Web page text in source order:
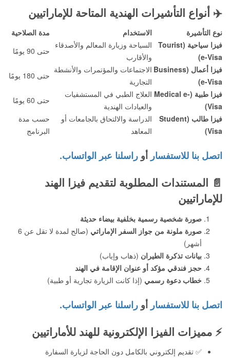
✈️ أنواع التأشيرات الهندية المتاحة للإماراتيين
نوع التأشيرة الاستخدام
مدة الصلاحية
فيزا سياحية (Tourist
e-Visa)
السياحة وزيارة المعالم والأصدقاء
والأقارب
حتى 90 يومًا
فيزا أعمال (Business
e-Visa)
الاجتماعات والمؤتمرات والأنشطة
التجارية
حتى 180 يومًا
فيزا طبية (Medical e-
Visa)
العلاج الطبي في المستشفيات
والعيادات الهندية
حتى 60 يومًا
فيزا طالب (Student
Visa)
الدراسة والالتحاق بالجامعات أو
المعاهد
حسب مدة
البرنامج
اتصل بنا للاستفسار أو راسلنا عبر الواتساب.
📄 المستندات المطلوبة لتقديم فيزا الهند
للإماراتيين
صورة شخصية رسمية بخلفية بيضاء حديثة
صورة ملونة من جواز السفر الإماراتي
(صالح لمدة لا تقل عن 6
أشهر)
بيانات تذكرة الطيران (ذهاب وإياب)
حجز فندقي مؤكد أو عنوان الإقامة في الهند
خطاب دعوة رسمي (إذا كانت الزيارة تجارية أو طبية)
اتصل بنا للاستفسار أو راسلنا عبر الواتساب.
⚡ مميزات الفيزا الإلكترونية للهند للأماراتيين
✅ تقديم إلكتروني بالكامل دون الحاجة لزيارة السفارة